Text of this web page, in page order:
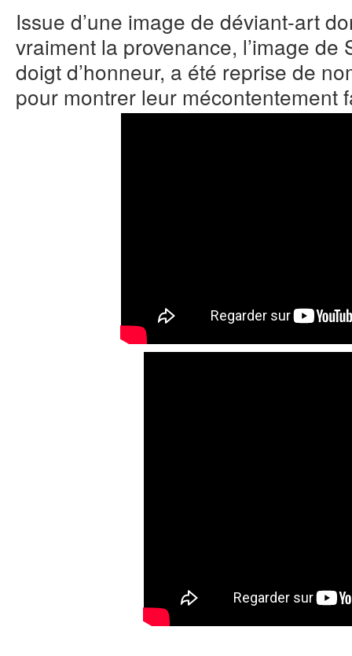
Issue d’une image de déviant-art
vraiment la provenance, l’image
doigt d’honneur, a été reprise de
pour montrer leur